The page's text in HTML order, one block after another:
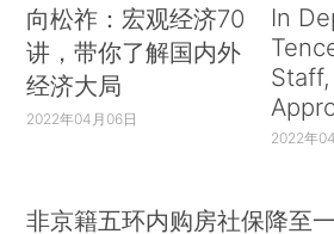
向松祚：宏观经济70
讲，带你了解国内外
经济大局
2022年04月06日
In
Staff,
2022年
非京籍五环内购房社保降至一